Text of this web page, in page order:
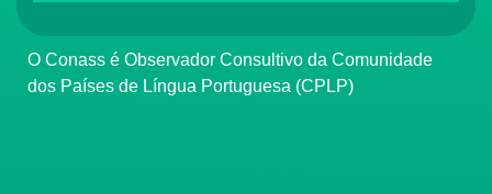
O Conass é Observador Consultivo da Comunidade
dos Países de Língua Portuguesa (CPLP)